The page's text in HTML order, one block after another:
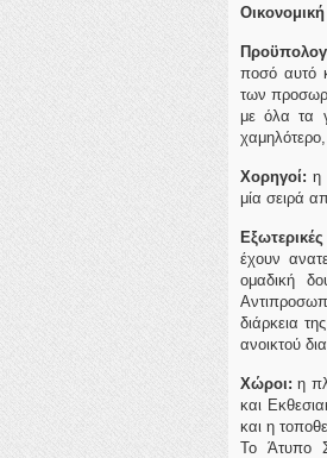
ποσό αυτό
των
με όλα τα
Χορηγοί: η
μία σειρά
έχουν
ομαδική
διάρκεια
ανοικτού
Χώροι: η
και
και η
Το Άτυπο